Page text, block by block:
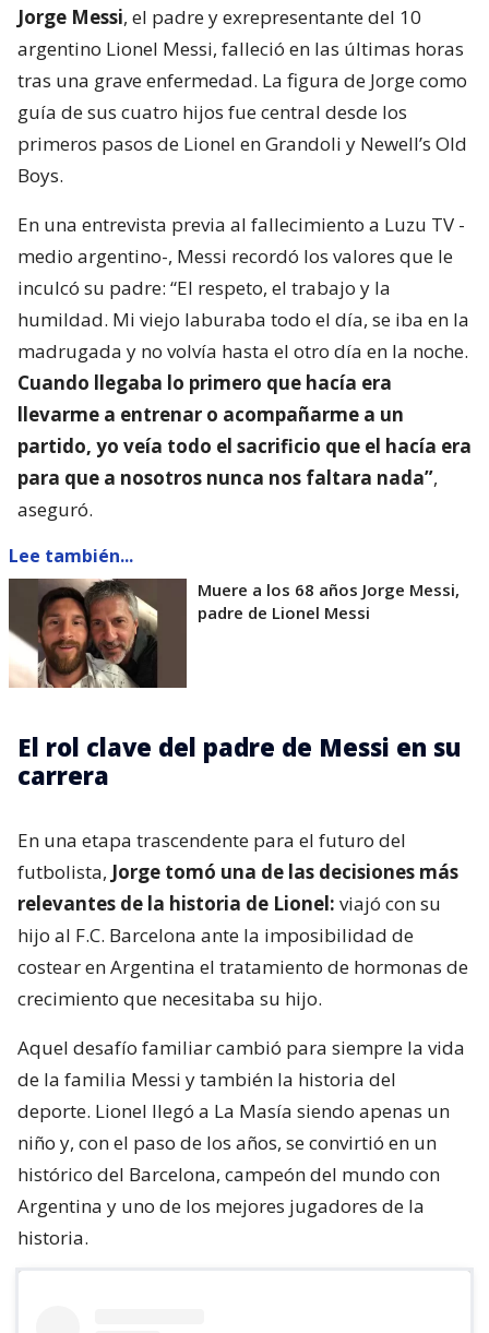
Jorge Messi, el padre y exrepresentante del 10
argentino Lionel Messi, falleció en las últimas horas
tras una grave enfermedad. La figura de Jorge como
guía de sus cuatro hijos fue central desde los
primeros pasos de Lionel en Grandoli y Newell’s Old
Boys.
En una entrevista previa al fallecimiento a Luzu TV -
medio argentino-, Messi recordó los valores que le
inculcó su padre: “El respeto, el trabajo y la
humildad. Mi viejo laburaba todo el día, se iba en la
madrugada y no volvía hasta el otro día en la noche.
Cuando llegaba lo primero que hacía era
llevarme a entrenar o acompañarme a un
partido, yo veía todo el sacrificio que el hacía era
para que a nosotros nunca nos faltara nada”,
aseguró.
Lee también...
Muere a los 68 años Jorge Messi,
padre de Lionel Messi
El rol clave del padre de Messi en su
carrera
En una etapa trascendente para el futuro del
futbolista, Jorge tomó una de las decisiones más
relevantes de la historia de Lionel: viajó con su
hijo al F.C. Barcelona ante la imposibilidad de
costear en Argentina el tratamiento de hormonas de
crecimiento que necesitaba su hijo.
Aquel desafío familiar cambió para siempre la vida
de la familia Messi y también la historia del
deporte. Lionel llegó a La Masía siendo apenas un
niño y, con el paso de los años, se convirtió en un
histórico del Barcelona, campeón del mundo con
Argentina y uno de los mejores jugadores de la
historia.